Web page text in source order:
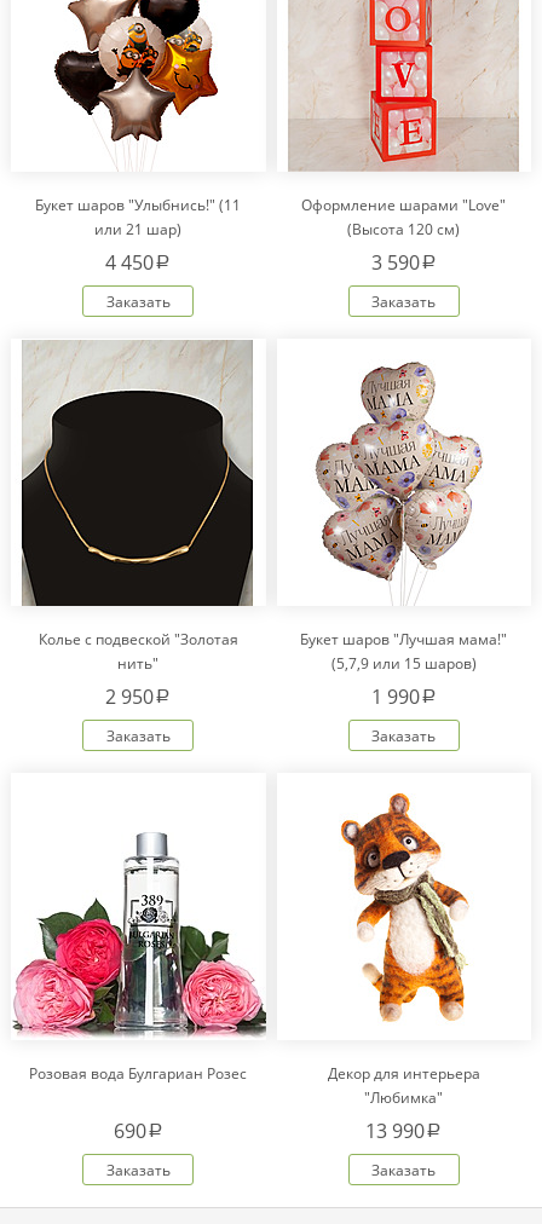
Букет шаров "Улыбнись!" (11
или 21 шар)
4 450a
Заказать
Оформление шарами "Love"
(Высота 120 см)
3 590a
Заказать
Колье с подвеской "Золотая
нить"
2 950a
Заказать
Букет шаров "Лучшая мама!"
(5,7,9 или 15 шаров)
1 990a
Заказать
Розовая вода Булгариан Розес
690a
Заказать
Декор для интерьера
"Любимка"
13 990a
Заказать